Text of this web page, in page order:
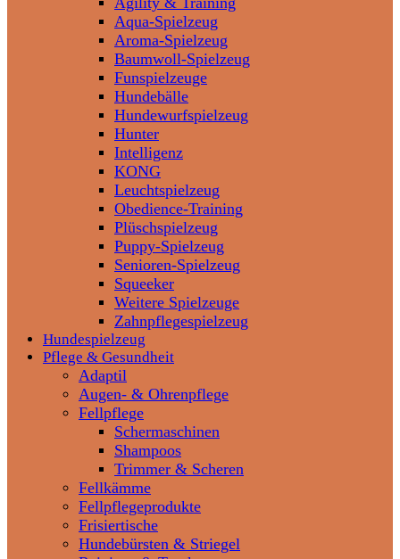
Aqua-Spielzeug
Aroma-Spielzeug
Baumwoll-Spielzeug
Funspielzeuge
Hundebälle
Hundewurfspielzeug
Hunter
Intelligenz
KONG
Leuchtspielzeug
Obedience-Training
Plüschspielzeug
Puppy-Spielzeug
Senioren-Spielzeug
Squeeker
Weitere Spielzeuge
Zahnpflegespielzeug
Hundespielzeug
Pflege & Gesundheit
Adaptil
Augen- & Ohrenpflege
Fellpflege
Schermaschinen
Shampoos
Trimmer & Scheren
Fellkämme
Fellpflegeprodukte
Frisiertische
Hundebürsten & Striegel